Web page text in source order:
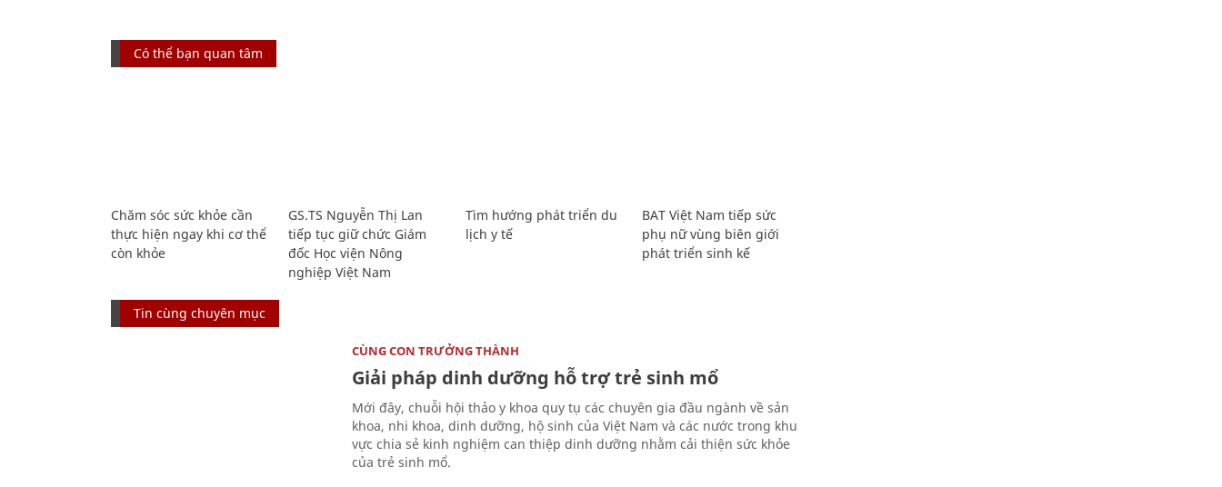
Có thể bạn quan tâm
Chăm sóc sức khỏe cần
thực hiện ngay khi cơ thể
còn khỏe
GS.TS Nguyễn Thị Lan
tiếp tục giữ chức Giám
đốc Học viện Nông
nghiệp Việt Nam
Tìm hướng phát triển du
lịch y tế
BAT Việt Nam tiếp sức
phụ nữ vùng biên giới
phát triển sinh kế
Tin cùng chuyên mục
CÙNG CON TRƯỞNG THÀNH
Giải pháp dinh dưỡng hỗ trợ trẻ sinh mổ
Mới đây, chuỗi hội thảo y khoa quy tụ các chuyên gia đầu ngành về sản
khoa, nhi khoa, dinh dưỡng, hộ sinh của Việt Nam và các nước trong khu
vực chia sẻ kinh nghiệm can thiệp dinh dưỡng nhằm cải thiện sức khỏe
của trẻ sinh mổ.